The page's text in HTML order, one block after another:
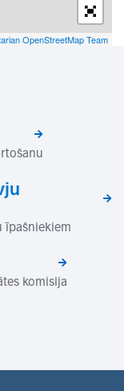
OpenStreetMap Team
īpašniekiem
komisija